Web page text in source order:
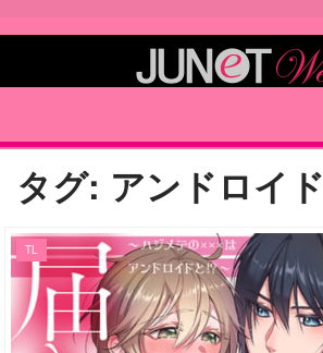
タグ: アンドロイド
TL